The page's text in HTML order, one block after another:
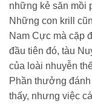
những kẻ săn mồi
Những con krill
Nam Cực mà cặp
đầu tiên đó, tàu
của loài nhuyễn
Phần thưởng
thấy, nhưng việc